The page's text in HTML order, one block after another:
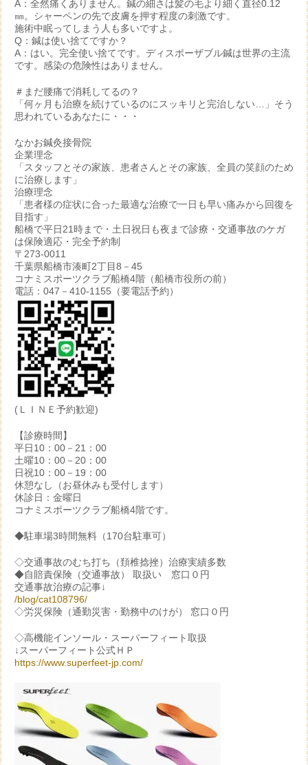
A：全然痛くありません。鍼の細さは髪の毛より細く直径0.12
㎜。シャーペンの先で皮膚を押す程度の刺激です。
施術中眠ってしまう人も多いですよ。
Q：鍼は使い捨てですか？
A：はい。完全使い捨てです。ディスポーザブル鍼は世界の主流
です。感染の危険性はありません。
＃まだ腰痛で消耗してるの？
「何ヶ月も治療を続けているのにスッキリと完治しない…」そう
思われているあなたに・・・
なかお鍼灸接骨院
企業理念
「スタッフとその家族、患者さんとその家族、全員の笑顔のため
に治療します」
治療理念
「患者様の症状に合った最適な治療で一日も早い痛みから回復を
目指す」
船橋で平日21時まで・土日祝日も夜まで診療・交通事故のケガ
は保険適応・完全予約制
〒273-0011
千葉県船橋市湊町2丁目8－45
コナミスポーツクラブ船橋4階（船橋市役所の前）
電話：047－410-1155（要電話予約）
(ＬＩＮＥ予約歓迎)
【診療時間】
平日10：00－21：00
土曜10：00－20：00
日祝10：00－19：00
休憩なし（お昼休みも受付します）
休診日：金曜日
コナミスポーツクラブ船橋4階です。
◆駐車場3時間無料（170台駐車可）
◇交通事故のむち打ち（頚椎捻挫）治療実績多数
◆自賠責保険（交通事故） 取扱い 窓口０円
交通事故治療の記事↓
/blog/cat108796/
◇労災保険（通勤災害・勤務中のけが） 窓口０円
◇高機能インソール・スーパーフィート取扱
↓スーパーフィート公式ＨＰ
https://www.superfeet-jp.com/